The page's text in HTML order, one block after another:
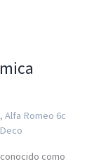
,Alfa Romeo 6c
como